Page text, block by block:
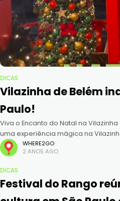
DICAS
Vilazinha de Belém
Paulo!
Viva o Encanto do Natal na
uma experiência mágica na
mais aguardados da temporada
WHERE2GO
2 ANOS AGO
DICAS
Festival do Rango